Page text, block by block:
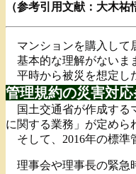
（参考引用文献：大木
マンションを購入して
基本的な理解がないま
平時から被災を想定し
管理規約の災害対
国土交通省が作成する
に関する業務」が定めら
そして、2016年の標準
理事会や理事長の緊急